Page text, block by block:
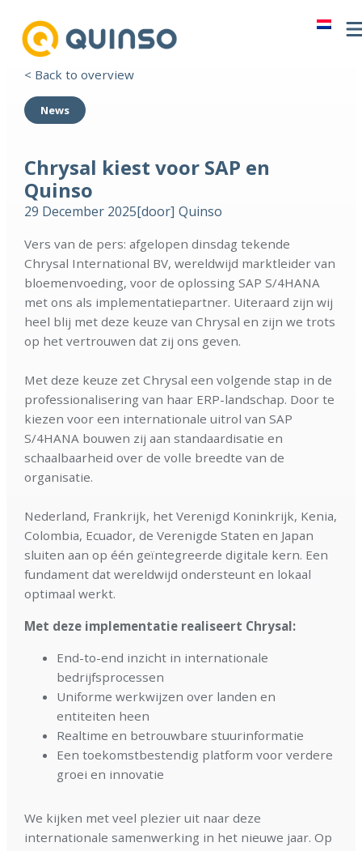
< Back to overview
News
Chrysal kiest voor SAP en
Quinso
29 December 2025[door] Quinso
Vers van de pers: afgelopen dinsdag tekende
Chrysal International BV, wereldwijd marktleider van
bloemenvoeding, voor de oplossing SAP S/4HANA
met ons als implementatiepartner. Uiteraard zijn wij
heel blij met deze keuze van Chrysal en zijn we trots
op het vertrouwen dat zij ons geven.
Met deze keuze zet Chrysal een volgende stap in de
professionalisering van haar ERP-landschap. Door te
kiezen voor een internationale uitrol van SAP
S/4HANA bouwen zij aan standaardisatie en
schaalbaarheid over de volle breedte van de
organisatie.
Nederland, Frankrijk, het Verenigd Koninkrijk, Kenia,
Colombia, Ecuador, de Verenigde Staten en Japan
sluiten aan op één geïntegreerde digitale kern. Een
fundament dat wereldwijd ondersteunt en lokaal
optimaal werkt.
Met deze implementatie realiseert Chrysal:
End-to-end inzicht in internationale
bedrijfsprocessen
Uniforme werkwijzen over landen en
entiteiten heen
Realtime en betrouwbare stuurinformatie
Een toekomstbestendig platform voor verdere
groei en innovatie
We kijken met veel plezier uit naar deze
internationale samenwerking in het nieuwe jaar. Op